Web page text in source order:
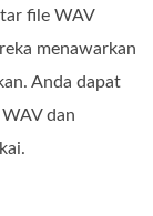
file WAV
menawarkan
Anda dapat
dan